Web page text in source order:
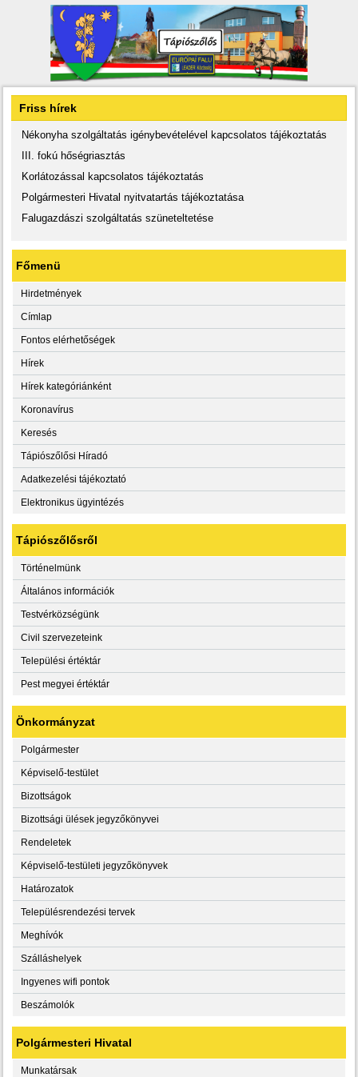
Friss hírek
Nékonyha szolgáltatás igénybevételével kapcsolatos tájékoztatás
III. fokú hőségriasztás
Korlátozással kapcsolatos tájékoztatás
Polgármesteri Hivatal nyitvatartás tájékoztatása
Falugazdászi szolgáltatás szüneteltetése
Főmenü
Hirdetmények
Címlap
Fontos elérhetőségek
Hírek
Hírek kategóriánként
Koronavírus
Keresés
Tápiószőlősi Híradó
Adatkezelési tájékoztató
Elektronikus ügyintézés
Tápiószőlősről
Történelmünk
Általános információk
Testvérközségünk
Civil szervezeteink
Települési értéktár
Pest megyei értéktár
Önkormányzat
Polgármester
Képviselő-testület
Bizottságok
Bizottsági ülések jegyzőkönyvei
Rendeletek
Képviselő-testületi jegyzőkönyvek
Határozatok
Településrendezési tervek
Meghívók
Szálláshelyek
Ingyenes wifi pontok
Beszámolók
Polgármesteri Hivatal
Munkatársak